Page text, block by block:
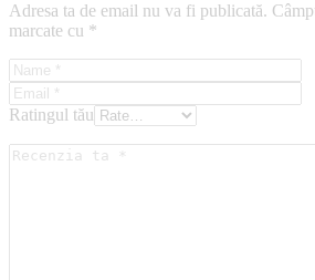
Adresa ta de email nu va fi publicată.
marcate cu *
Ratingul tău